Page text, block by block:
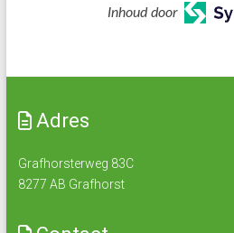
Inhoud door
Adres
Grafhorsterweg 83C
8277 AB Grafhorst